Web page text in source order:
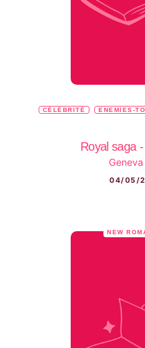
CÉLÉBRITÉ ENEMIES-
Royal saga
04/05/
NEW